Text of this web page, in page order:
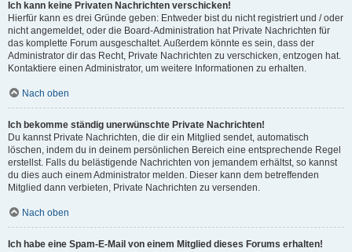
Ich kann keine Privaten Nachrichten verschicken!
Hierfür kann es drei Gründe geben: Entweder bist du nicht registriert und / oder
nicht angemeldet, oder die Board-Administration hat Private Nachrichten für
das komplette Forum ausgeschaltet. Außerdem könnte es sein, dass der
Administrator dir das Recht, Private Nachrichten zu verschicken, entzogen hat.
Kontaktiere einen Administrator, um weitere Informationen zu erhalten.
Nach oben
Ich bekomme ständig unerwünschte Private Nachrichten!
Du kannst Private Nachrichten, die dir ein Mitglied sendet, automatisch
löschen, indem du in deinem persönlichen Bereich eine entsprechende Regel
erstellst. Falls du belästigende Nachrichten von jemandem erhältst, so kannst
du dies auch einem Administrator melden. Dieser kann dem betreffenden
Mitglied dann verbieten, Private Nachrichten zu versenden.
Nach oben
Ich habe eine Spam-E-Mail von einem Mitglied dieses Forums erhalten!